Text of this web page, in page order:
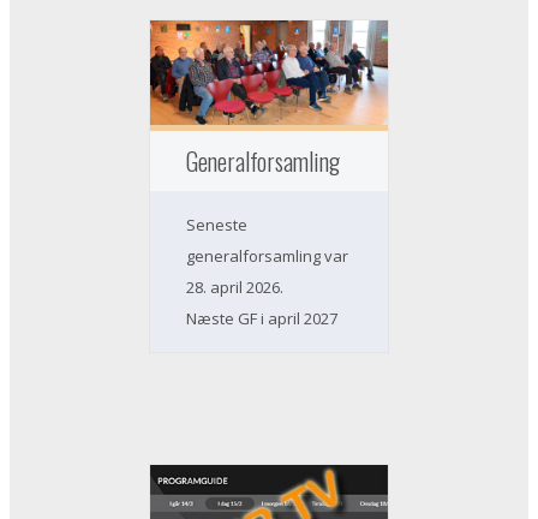
Generalforsamling
Seneste
generalforsamling var
28. april 2026.
Næste GF i april 2027